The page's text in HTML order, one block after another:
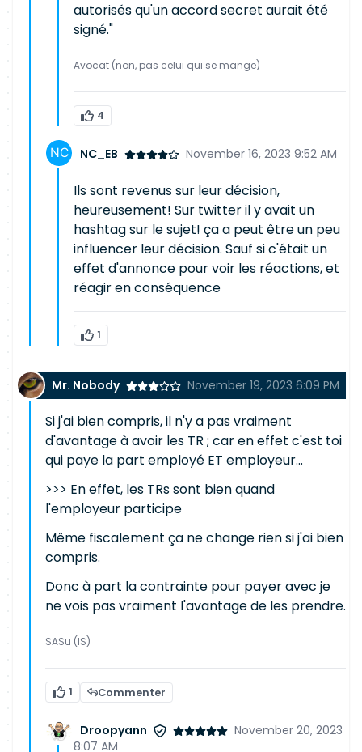
autorisés qu'un accord secret aurait été
signé."
Avocat (non, pas celui qui se mange)
4
NC_EB November 16, 2023 9:52 AM
Ils sont revenus sur leur décision,
heureusement! Sur twitter il y avait un
hashtag sur le sujet! ça a peut être un peu
influencer leur décision. Sauf si c'était un
effet d'annonce pour voir les réactions, et
réagir en conséquence
1
Mr. Nobody November 19, 2023 6:09 PM
Si j'ai bien compris, il n'y a pas vraiment
d'avantage à avoir les TR ; car en effet c'est toi
qui paye la part employé ET employeur...
>>> En effet, les TRs sont bien quand
l'employeur participe
Même fiscalement ça ne change rien si j'ai bien
compris.
Donc à part la contrainte pour payer avec je
ne vois pas vraiment l'avantage de les prendre.
SASu (IS)
1 Commenter
Droopyann
November 20, 2023
8:07 AM